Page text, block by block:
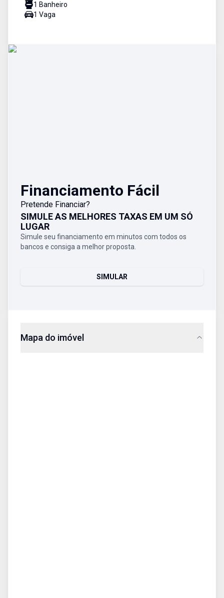
1 Banheiro
1 Vaga
Financiamento Fácil
Pretende Financiar?
SIMULE AS MELHORES TAXAS EM UM SÓ
LUGAR
Simule seu financiamento em minutos com todos os
bancos e consiga a melhor proposta.
SIMULAR
Mapa do imóvel